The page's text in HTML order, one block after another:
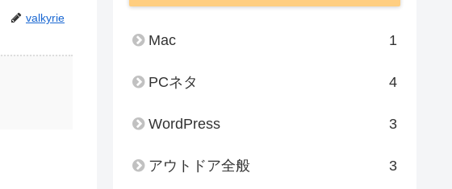
valkyrie
Mac 1
PCネタ 4
WordPress 3
アウトドア全般 3